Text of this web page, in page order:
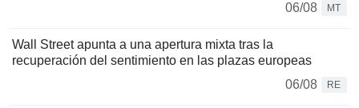
06/08
MT
Wall Street apunta a una apertura mixta tras la
recuperación del sentimiento en las plazas europeas
06/08
RE